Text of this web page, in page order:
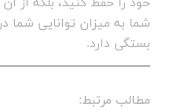
شما به میزان توانایی شما
بستگی دارد.
مطالب مرتبط: